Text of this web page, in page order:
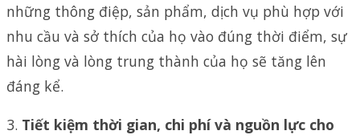
những thông điệp, sản phẩm, dịch vụ phù hợp với
nhu cầu và sở thích của họ vào đúng thời điểm, sự
hài lòng và lòng trung thành của họ sẽ tăng lên
đáng kể.
3. Tiết kiệm thời gian, chi phí và nguồn lực cho